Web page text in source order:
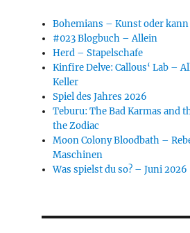
Bohemians – Kunst oder kann
#023 Blogbuch – Allein
Herd – Stapelschafe
Kinfire Delve: Callous‘ Lab –
Keller
Spiel des Jahres 2026
Teburu: The Bad Karmas and
the Zodiac
Moon Colony Bloodbath –
Maschinen
Was spielst du so? – Juni 2026